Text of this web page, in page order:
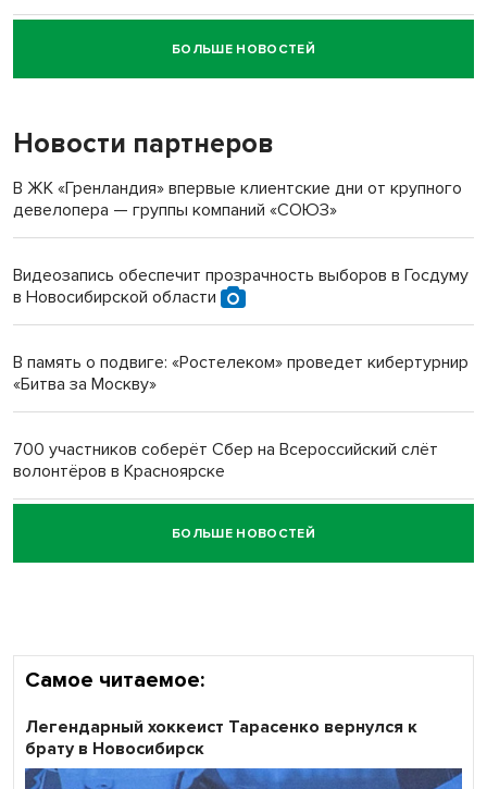
Новосибирский суд наказал водителя за смерть
пенсионерки на вокзале
«Мы живём на пастбище!»: в новосибирском селе лошади
терроризируют жителей
Новосибирский преподаватель с женой вошли в топ-16
БОЛЬШЕ НОВОСТЕЙ
Новости партнеров
В ЖК «Гренландия» впервые клиентские дни от крупного
девелопера — группы компаний «СОЮЗ»
Видеозапись обеспечит прозрачность выборов в Госдуму
в Новосибирской области
В память о подвиге: «Ростелеком» проведет кибертурнир
«Битва за Москву»
700 участников соберёт Сбер на Всероссийский слёт
волонтёров в Красноярске
Честный выбор: видеонаблюдение обеспечит
объективность результатов ЕДГ в Новосибирской
БОЛЬШЕ НОВОСТЕЙ
Самое читаемое:
Легендарный хоккеист Тарасенко вернулся к
брату в Новосибирск